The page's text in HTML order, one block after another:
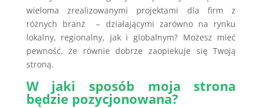
wieloma zrealizowanymi projektami dla firm z
różnych branż – działającymi zarówno na rynku
lokalny, regionalny, jak i globalnym? Możesz mieć
pewność, że równie dobrze zaopiekuje się Twoją
stroną.
W jaki sposób moja strona
będzie pozycjonowana?